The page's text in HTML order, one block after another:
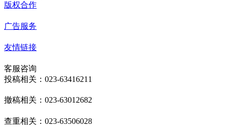
版权合作
广告服务
友情链接
客服咨询
投稿相关：023-63416211
撤稿相关：023-63012682
查重相关：023-63506028